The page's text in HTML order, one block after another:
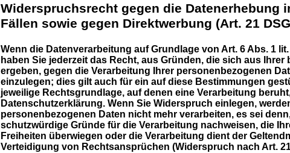
Widerspruchsrecht gegen die Datenerhebung
Fällen sowie gegen Direktwerbung (Art. 21
Wenn die Datenverarbeitung auf Grundlage von Art. 6 Abs. 1
haben Sie jederzeit das Recht, aus Gründen, die sich aus
ergeben, gegen die Verarbeitung Ihrer personenbezogenen
einzulegen; dies gilt auch für ein auf diese Bestimmungen
jeweilige Rechtsgrundlage, auf denen eine Verarbeitung
Datenschutzerklärung. Wenn Sie Widerspruch einlegen,
personenbezogenen Daten nicht mehr verarbeiten, es sei
schutzwürdige Gründe für die Verarbeitung nachweisen, die
Freiheiten überwiegen oder die Verarbeitung dient der
Verteidigung von Rechtsansprüchen (Widerspruch nach Art.